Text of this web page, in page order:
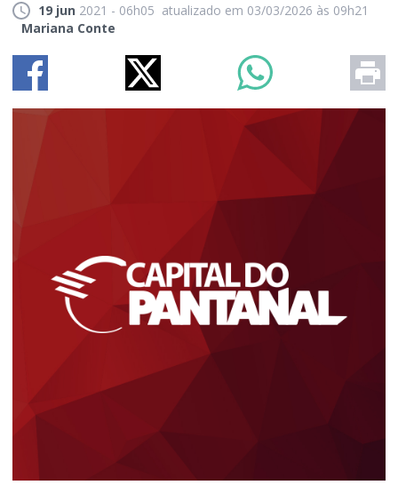
19 jun 2021 - 06h05 atualizado em 03/03/2026 às 09h21
Mariana Conte